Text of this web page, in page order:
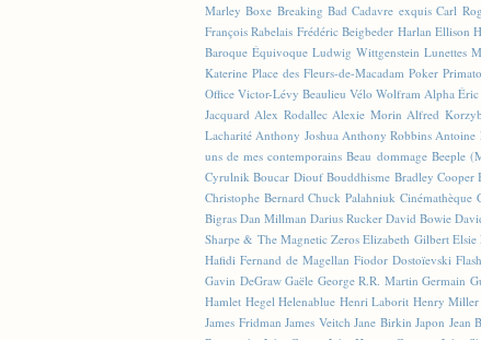
Marley Boxe Breaking Bad Cadavre exquis Carl
François Rabelais Frédéric Beigbeder Harlan Ellison
Baroque Équivoque Ludwig Wittgenstein Lunettes
Katerine Place des Fleurs-de-Macadam Poker
Office Victor-Lévy Beaulieu Vélo Wolfram Alpha Éric
Jacquard Alex Rodallec Alexie Morin Alfred
Lacharité Anthony Joshua Anthony Robbins Antoine
uns de mes contemporains Beau dommage Beeple
Cyrulnik Boucar Diouf Bouddhisme Bradley Cooper
Christophe Bernard Chuck Palahniuk Cinémathèque
Bigras Dan Millman Darius Rucker David Bowie
Sharpe & The Magnetic Zeros Elizabeth Gilbert Elsie
Hafidi Fernand de Magellan Fiodor Dostoïevski
Gavin DeGraw Gaële George R.R. Martin Germain
Hamlet Hegel Helenablue Henri Laborit Henry Miller
James Fridman James Veitch Jane Birkin Japon Jean